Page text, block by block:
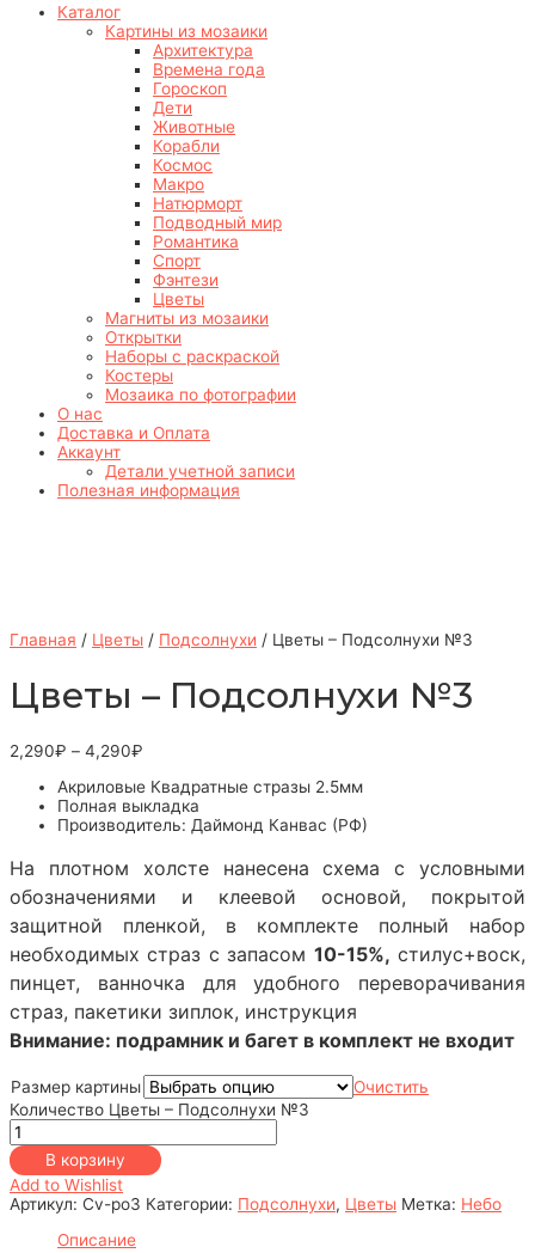
Каталог
Картины из мозаики
Архитектура
Времена года
Гороскоп
Дети
Животные
Корабли
Космос
Макро
Натюрморт
Подводный мир
Романтика
Спорт
Фэнтези
Цветы
Магниты из мозаики
Открытки
Наборы с раскраской
Костеры
Мозаика по фотографии
О нас
Доставка и Оплата
Аккаунт
Детали учетной записи
Полезная информация
Главная / Цветы / Подсолнухи / Цветы – Подсолнухи №3
Цветы – Подсолнухи №3
2,290₽ – 4,290₽
Акриловые Квадратные стразы 2.5мм
Полная выкладка
Производитель: Даймонд Канвас (РФ)
На плотном холсте нанесена схема с условными
обозначениями и клеевой основой, покрытой
защитной пленкой, в комплекте полный набор
необходимых страз с запасом 10-15%, стилус+воск,
пинцет, ванночка для удобного переворачивания
страз, пакетики зиплок, инструкция
Внимание: подрамник и багет в комплект не входит
Размер картины
Очистить
Количество Цветы – Подсолнухи №3
В корзину
Add to Wishlist
Артикул: Cv-po3 Категории: Подсолнухи, Цветы Метка: Небо
Описание